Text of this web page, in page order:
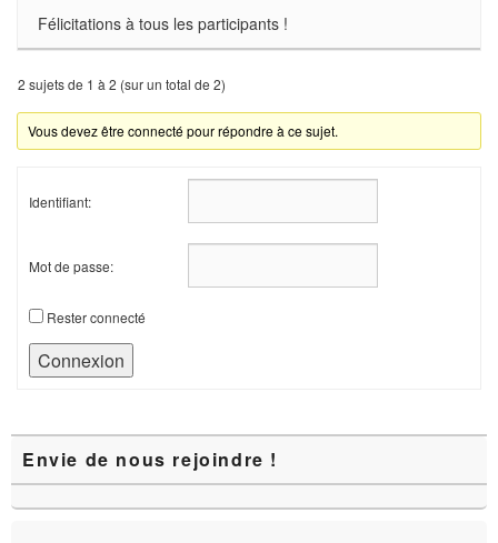
Félicitations à tous les participants !
2 sujets de 1 à 2 (sur un total de 2)
Vous devez être connecté pour répondre à ce sujet.
Identifiant:
Mot de passe:
Rester connecté
Connexion
principale
de
widget
Envie de nous rejoindre !